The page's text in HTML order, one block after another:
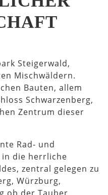
Steigerwald,
Mischwäldern.
Bauten, allem
Schwarzenberg,
Zentrum dieser
Rad- und
in die herrliche
zentral gelegen zu
Würzburg,